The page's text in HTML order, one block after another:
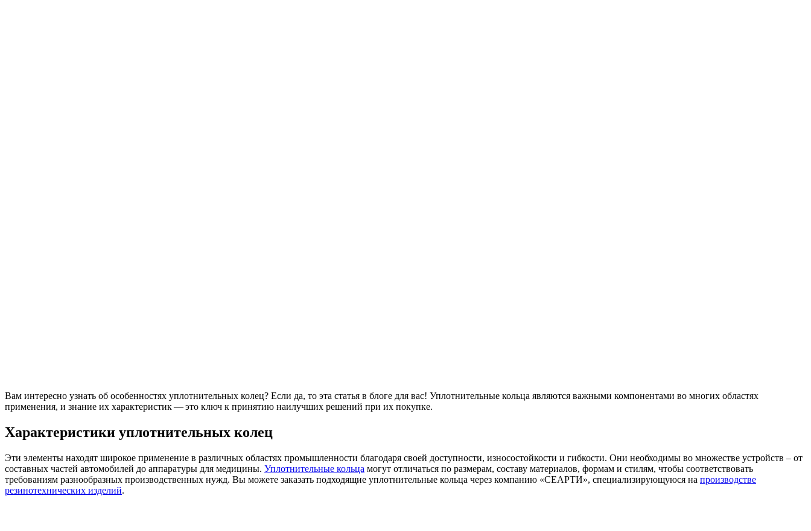
Вам интересно узнать об особенностях уплотнительных колец? Если да, то эта статья в блоге для вас! Уплотнительные кольца являются важными компонентами во многих областях
применения, и знание их характеристик — это ключ к принятию наилучших решений при их покупке.
Характеристики уплотнительных колец
Эти элементы находят широкое применение в различных областях промышленности благодаря своей доступности, износостойкости и гибкости. Они необходимы во множестве устройств – от
составных частей автомобилей до аппаратуры для медицины. Уплотнительные кольца могут отличаться по размерам, составу материалов, формам и стилям, чтобы соответствовать
требованиям разнообразных производственных нужд. Вы можете заказать подходящие уплотнительные кольца через компанию «СЕАРТИ», специализирующуюся на производстве
резинотехнических изделий.